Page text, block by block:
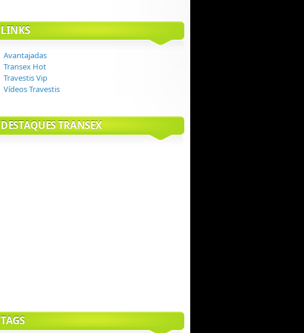
LINKS
Avantajadas
Transex Hot
Travestis Vip
Vídeos Travestis
DESTAQUES TRANSEX
TAGS